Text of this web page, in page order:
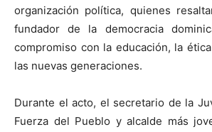
organización política, quienes
fundador de la democracia
compromiso con la educación, la
las nuevas generaciones.
Durante el acto, el secretario de la
Fuerza del Pueblo y alcalde más